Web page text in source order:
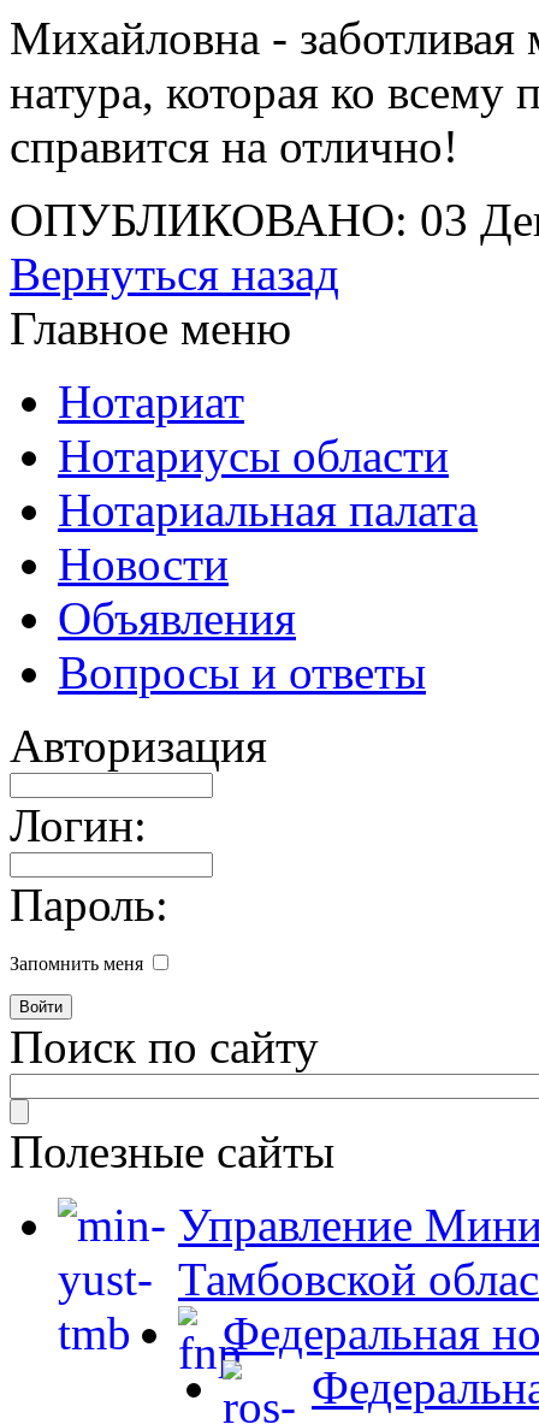
Михайловна -
натура, которая ко
справится на отлично!
ОПУБЛИКОВАНО: 03
Вернуться назад
Главное меню
Нотариат
Нотариусы области
Нотариальная палата
Новости
Объявления
Вопросы и ответы
Авторизация
Логин:
Пароль:
Запомнить меня
Поиск по сайту
Полезные сайты
Управление
Тамбовской
Федеральная